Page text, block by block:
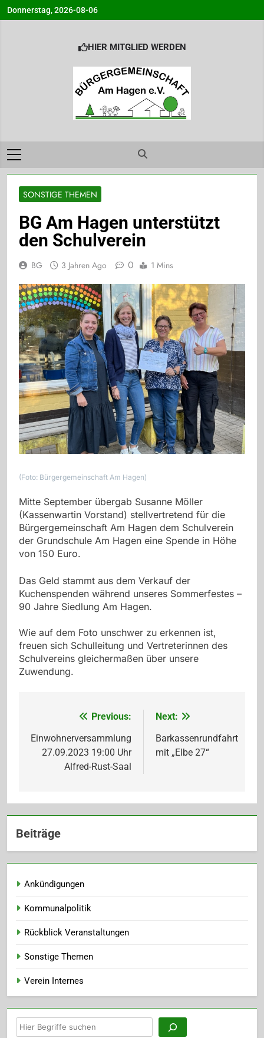
Skip
to
Donnerstag, 2026-08-06
HIER MITGLIED WERDEN
am Hagen
Ahrensburg
SONSTIGE THEMEN
BG Am Hagen unterstützt
den Schulverein
BG 3 Jahren Ago 0 1 Mins
(Foto: Bürgergemeinschaft Am Hagen)
Mitte September übergab Susanne Möller
(Kassenwartin Vorstand) stellvertretend für die
Bürgergemeinschaft Am Hagen dem Schulverein
der Grundschule Am Hagen eine Spende in Höhe
von 150 Euro.
Das Geld stammt aus dem Verkauf der
Kuchenspenden während unseres Sommerfestes –
90 Jahre Siedlung Am Hagen.
Wie auf dem Foto unschwer zu erkennen ist,
freuen sich Schulleitung und Vertreterinnen des
Schulvereins gleichermaßen über unsere
Zuwendung.
Beitragsnavigation
Previous:
Einwohnerversammlung
27.09.2023 19:00 Uhr
Alfred-Rust-Saal
Next:
Barkassenrundfahrt
mit „Elbe 27“
Beiträge
Ankündigungen
Kommunalpolitik
Rückblick Veranstaltungen
Sonstige Themen
Verein Internes
Suchen